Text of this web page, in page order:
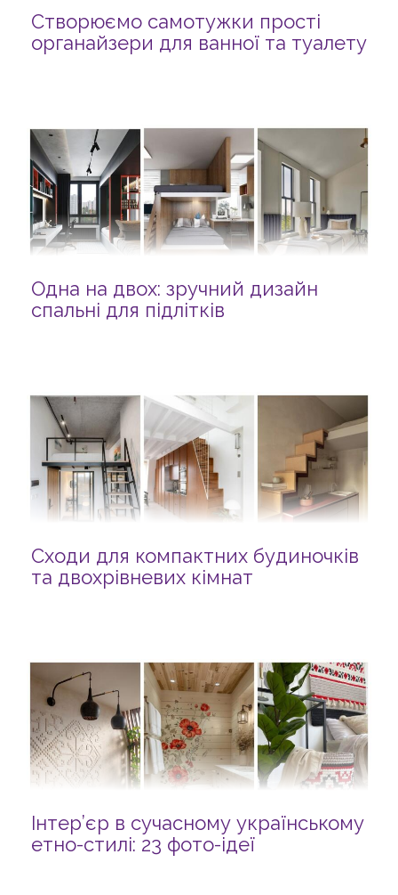
Створюємо самотужки прості
органайзери для ванної та туалету
Одна на двох: зручний дизайн
спальні для підлітків
Сходи для компактних будиночків
та двохрівневих кімнат
Інтер’єр в сучасному українському
етно-стилі: 23 фото-ідеї